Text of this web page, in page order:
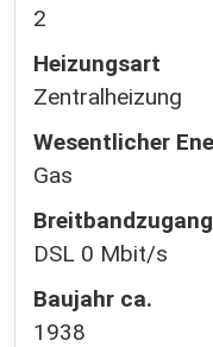
2
Heizungsart
Zentralheizung
Wesentlicher
Gas
Breitbandzugang
DSL 0 Mbit/s
Baujahr ca.
1938